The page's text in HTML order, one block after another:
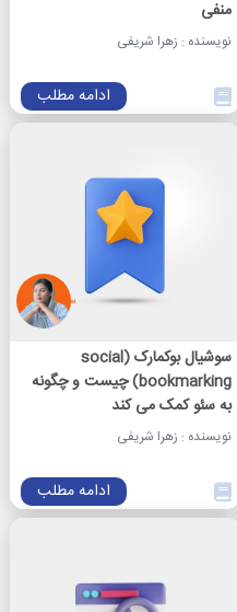
منفی
نویسنده : زهرا شریفی
ادامه مطلب
سوشیال بوکمارک (social
bookmarking) چیست و چگونه
به سئو کمک می کند
نویسنده : زهرا شریفی
ادامه مطلب